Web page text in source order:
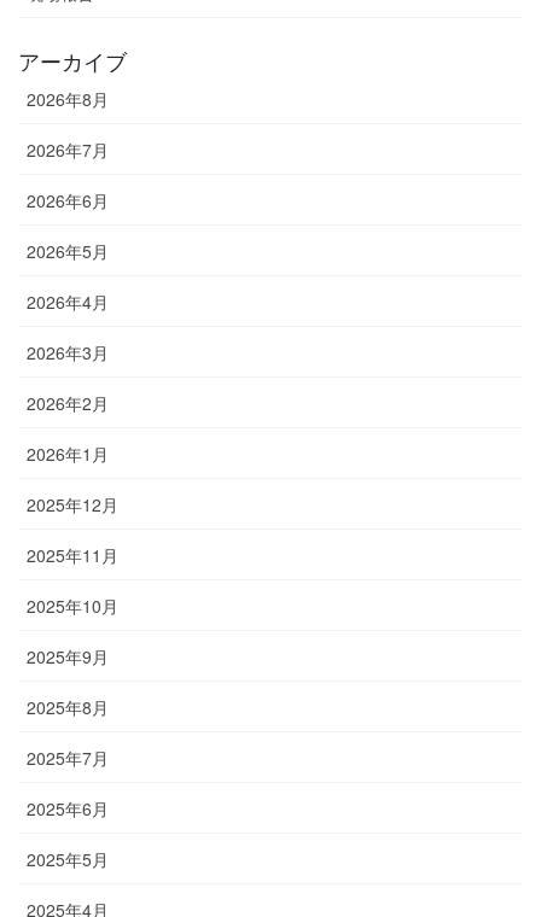
アーカイブ
2026年8月
2026年7月
2026年6月
2026年5月
2026年4月
2026年3月
2026年2月
2026年1月
2025年12月
2025年11月
2025年10月
2025年9月
2025年8月
2025年7月
2025年6月
2025年5月
2025年4月